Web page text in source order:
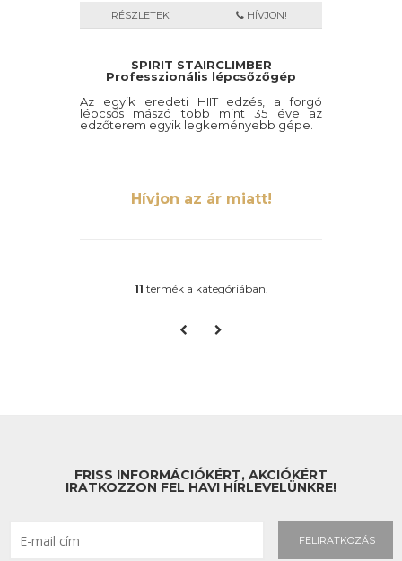
RÉSZLETEK HÍVJON!
SPIRIT STAIRCLIMBER
Professzionális lépcsőzőgép
Az egyik eredeti HIIT edzés, a forgó
lépcsős mászó több mint 35 éve az
edzőterem egyik legkeményebb gépe.
Hívjon az ár miatt!
11 termék a kategóriában.
FRISS INFORMÁCIÓKÉRT, AKCIÓKÉRT
IRATKOZZON FEL HAVI HÍRLEVELÜNKRE!
FELIRATKOZÁS